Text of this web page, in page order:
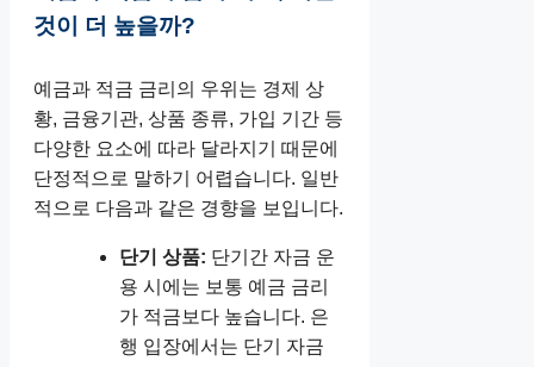
것이 더 높을까?
예금과 적금 금리의 우위는 경제 상
황, 금융기관, 상품 종류, 가입 기간 등
다양한 요소에 따라 달라지기 때문에
단정적으로 말하기 어렵습니다. 일반
적으로 다음과 같은 경향을 보입니다.
단기 상품: 단기간 자금 운
용 시에는 보통 예금 금리
가 적금보다 높습니다. 은
행 입장에서는 단기 자금